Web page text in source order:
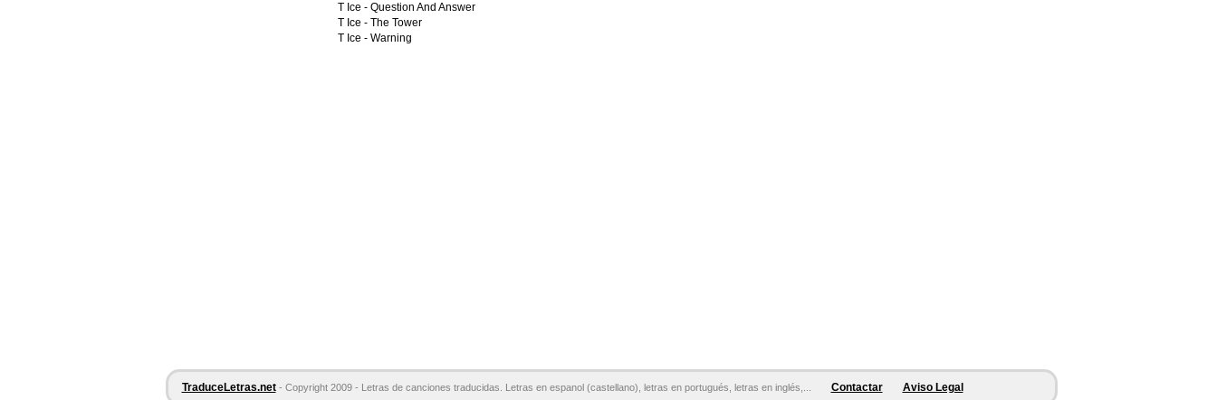
T Ice - Question And Answer
T Ice - The Tower
T Ice - Warning
TraduceLetras.net - Copyright 2009 - Letras de canciones traducidas. Letras en espanol (castellano), letras en portugués, letras en inglés,... Contactar Aviso Legal